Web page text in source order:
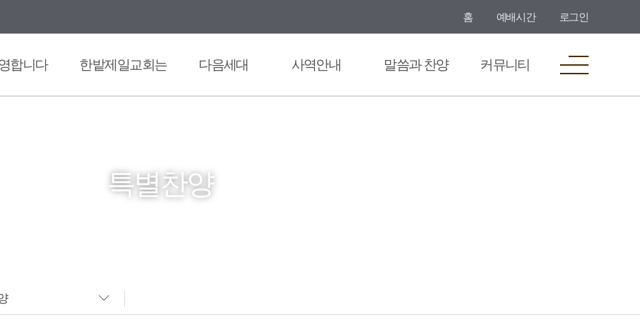
홈 예배시간 로그인
합니다 한밭제일교회는 다음세대 사역안내 말씀과 찬양 커뮤니티
특별찬양